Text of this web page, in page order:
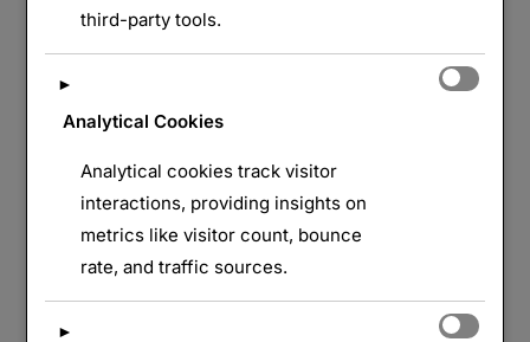
third-party tools.
►
Analytical Cookies
Analytical cookies track visitor
interactions, providing insights on
metrics like visitor count, bounce
rate, and traffic sources.
►